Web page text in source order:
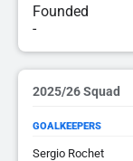
Founded
-
2025/26 Squad
GOALKEEPERS
Sergio Rochet